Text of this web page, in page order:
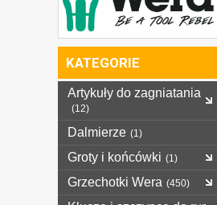
KATEGORIE
Artykuły do zagniatania
(12)
Dalmierze (1)
Groty i końcówki (1)
Grzechotki Wera (450)